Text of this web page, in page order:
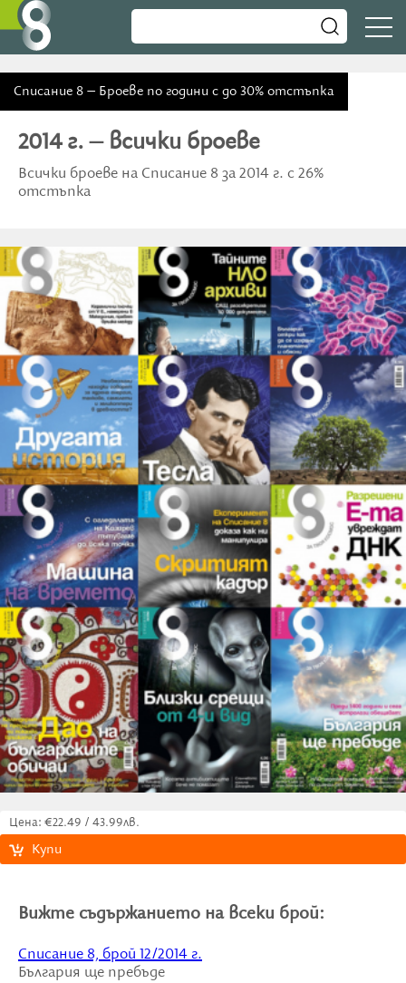
Списание 8 – Броеве по години с до 30% отстъпка
2014 г. – всички броеве
Всички броеве на Списание 8 за 2014 г. с 26%
отстъпка
Цена: €22.49 / 43.99лв.
Купи
Вижте съдържанието на всеки брой:
Списание 8, брой 12/2014 г.
България ще пребъде